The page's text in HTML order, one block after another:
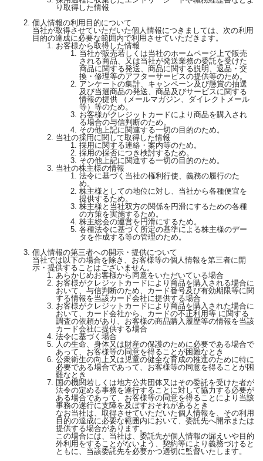
り取得した情報
個人情報の利用目的について
当社が取得させていただいた個人情報につきましては、次の利用
目的の達成に必要な範囲内で利用させていただきます。
お客様から取得した情報
当社が販売若しくは当社のホームページ上で販売
される商品、又は当社が発送業務の委託を受けた
商品に関する発送、商品に関する説明、返品・交
換・修理等のアフターサービスの提供等のため。
アンケートの集計、キャンペーン及び懸賞の抽選
及び当選商品の発送、商品及びサービスに関する
情報の提供 （メールマガジン、ダイレクトメール
等）等のため。
お客様がクレジットカードにより商品を購入され
る場合の与信判断のため。
その他上記に関連する一切の目的のため。
当社の採用に関して取得した情報
採用に関する連絡・案内等のため。
採用の採否につき検討するため。
その他上記に関連する一切の目的のため。
当社の株主様の情報
法令に基づく当社の権利行使、義務の履行のた
め。
株主様としての地位に対し、当社から各種便宜を
提供するため。
株主様と当社双方の関係を円滑にするための各種
の方策を実施するため。
株主総会の運営を円滑にするため。
各種法令に基づく所定の基準による株主様のデー
タを作成する等の管理のため。
個人情報の第三者への開示・提供について
当社では以下の場合を除き、お客様等の個人情報を第三者に開
示・提供することはございません。
あらかじめお客様から同意をいただいている場合
お客様がクレジットカードにより商品を購入される場合に
おいて、与信判断のため、カード番号及び有効期限等に関
する情報を当該カード会社に提供する場合
お客様がクレジットカードにより商品を購入された場合に
おいて、カード会社から、カードの不正利用等 に関する
調査の依頼があり、お客様の商品購入履歴等の情報を当該
カード会社に提供する場合
法令に基づく場合
人の生命、身体又は財産の保護のために必要である場合で
あって、お客様等の同意を得ることが困難なとき
公衆衛生の向上又は児童の健全な育成の推進のために特に
必要である場合であって、お客様等の同意を得ることが困
難なとき
国の機関若しくは地方公共団体又はその委託を受けた者が
法令の定める事務を遂行することに対して協力する必要が
ある場合であって、お客様等の同意を得ることにより当該
事務の遂行に支障を及ぼすおそれがあるとき
なお当社は、取得させていただいた個人情報を、その利用
目的の達成に必要な範囲内において、委託先へ開示または
提供する場合があります。
この場合には、当社は、委託先が個人情報の漏えいや目的
外利用をすることがないよう、契約等により義務づけると
ともに、当該委託先を必要かつ適切に監督いたします。